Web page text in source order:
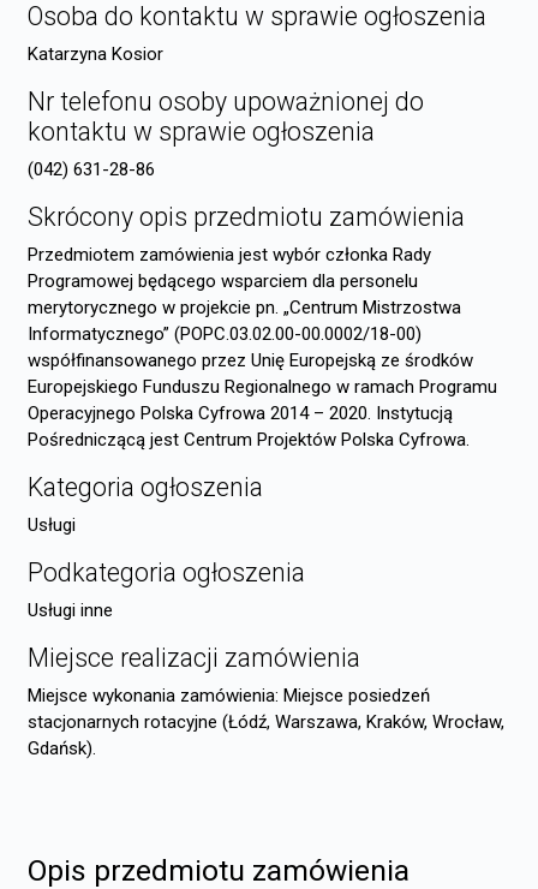
Osoba do kontaktu w sprawie ogłoszenia
Katarzyna Kosior
Nr telefonu osoby upoważnionej do
kontaktu w sprawie ogłoszenia
(042) 631-28-86
Skrócony opis przedmiotu zamówienia
Przedmiotem zamówienia jest wybór członka Rady
Programowej będącego wsparciem dla personelu
merytorycznego w projekcie pn. „Centrum Mistrzostwa
Informatycznego” (POPC.03.02.00-00.0002/18-00)
współfinansowanego przez Unię Europejską ze środków
Europejskiego Funduszu Regionalnego w ramach Programu
Operacyjnego Polska Cyfrowa 2014 – 2020. Instytucją
Pośredniczącą jest Centrum Projektów Polska Cyfrowa.
Kategoria ogłoszenia
Usługi
Podkategoria ogłoszenia
Usługi inne
Miejsce realizacji zamówienia
Miejsce wykonania zamówienia: Miejsce posiedzeń
stacjonarnych rotacyjne (Łódź, Warszawa, Kraków, Wrocław,
Gdańsk).
Opis przedmiotu zamówienia